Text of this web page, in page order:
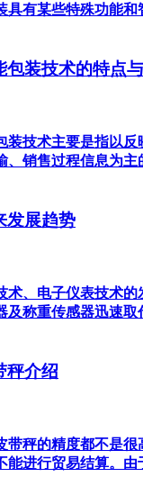
具有某些特殊功能和
包装技术的特点
装技术主要是指以反
、销售过程信息为主
发展趋势
术、电子仪表技术
及称重传感器迅速
秤介绍
带秤的精度都不是很
能进行贸易结算。由